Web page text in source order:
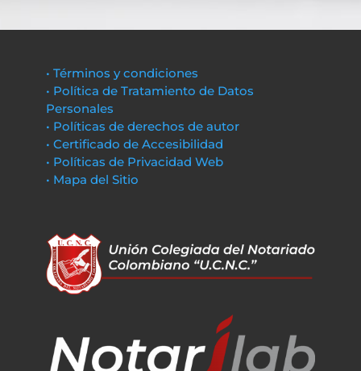
• Términos y condiciones
• Política de Tratamiento de Datos
Personales
• Políticas de derechos de autor
• Certificado de Accesibilidad
• Políticas de Privacidad Web
• Mapa del Sitio